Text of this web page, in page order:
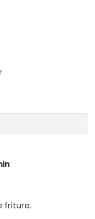
friture.